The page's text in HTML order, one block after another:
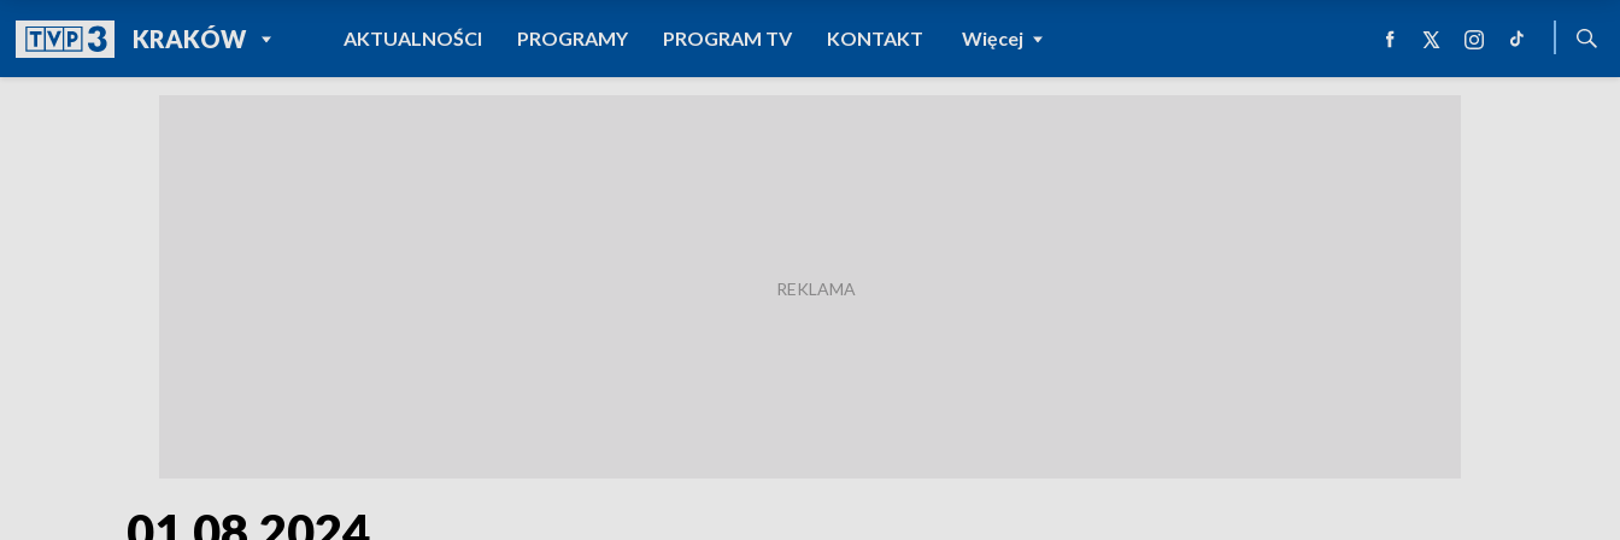
KRAKÓWPOWRÓT DO
TVP REGIONY
AKTUALNOŚCI PROGRAMY PROGRAM TV KONTAKT Więcej